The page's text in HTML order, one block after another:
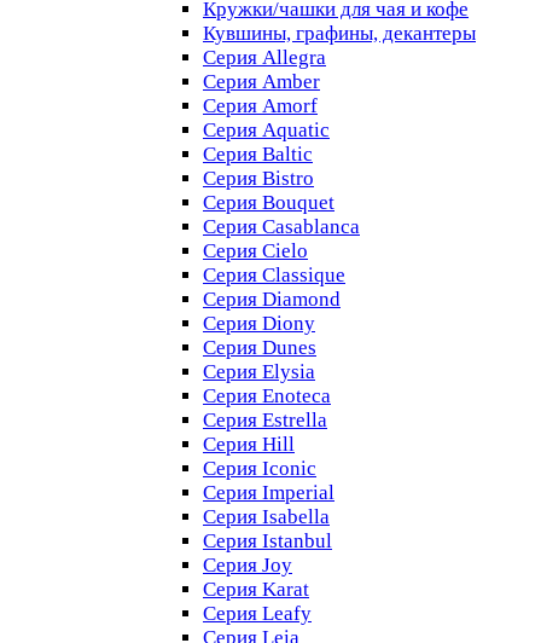
Кружки/чашки для чая и кофе
Кувшины, графины, декантеры
Серия Allegra
Серия Amber
Серия Amorf
Серия Aquatic
Серия Baltic
Серия Bistro
Серия Bouquet
Серия Casablanсa
Серия Cielo
Серия Classique
Серия Diamond
Серия Diony
Серия Dunes
Серия Elysia
Серия Enoteca
Серия Estrella
Серия Hill
Серия Iconic
Серия Imperial
Серия Isabella
Серия Istanbul
Серия Joy
Серия Karat
Серия Leafy
Серия Leia